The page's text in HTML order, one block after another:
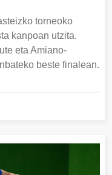
torneoko
kanpoan utzita.
eta Amiano-
beste finalean.